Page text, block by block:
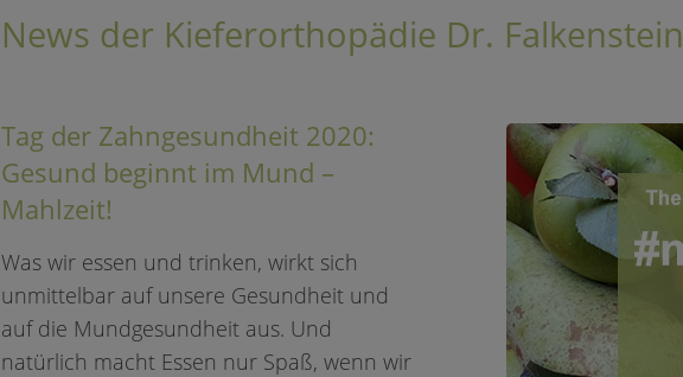
News der Kieferorthopädie Dr. Falkenstein
Tag der Zahngesundheit 2020:
Gesund beginnt im Mund –
Mahlzeit!
Was wir essen und trinken, wirkt sich
unmittelbar auf unsere Gesundheit und
auf die Mundgesundheit aus. Und
natürlich macht Essen nur Spaß, wenn wir